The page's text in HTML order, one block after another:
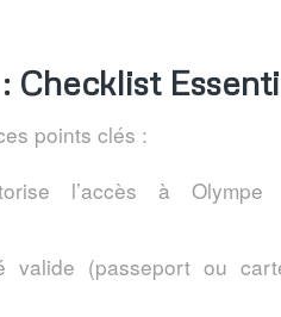
Checklist
points clés :
l’accès à Olympe
valide (passeport ou